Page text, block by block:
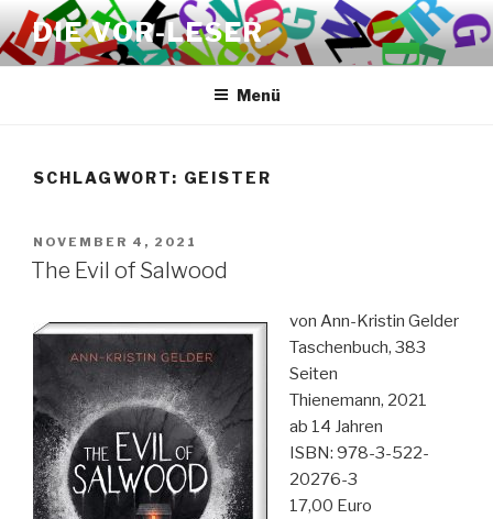
Zum
Inhalt
springen
DIE VOR-LESER
Menü
SCHLAGWORT: GEISTER
VERÖFFENTLICHT
AM
NOVEMBER 4, 2021
The Evil of Salwood
von Ann-Kristin Gelder
Taschenbuch, 383
Seiten
Thienemann, 2021
ab 14 Jahren
ISBN: 978-3-522-
20276-3
17,00 Euro